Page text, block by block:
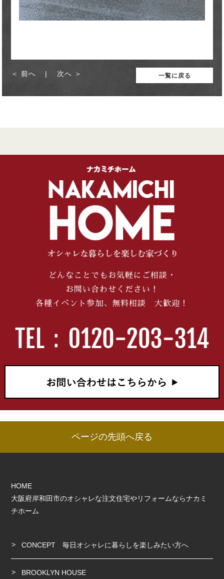
前へ 次へ 一覧に戻る
どんなことでもお気軽にご相談・
お問い合わせください！
各種イベント参加、無料相談 大歓迎！
ページの先頭へ戻る
HOME
大阪府岸和田市のオシャレな注文住宅やリフォームならナカミ
チホーム
CONCEPT 毎日オシャレに暮らしを楽しみたい方へ
BROOKLYN HOUSE